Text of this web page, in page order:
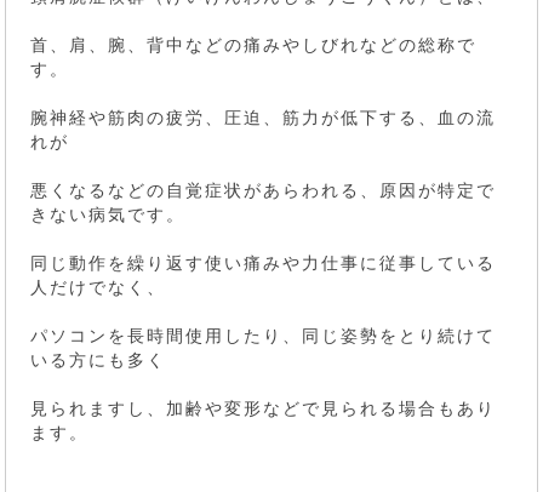
首、肩、腕、背中などの痛みやしびれなどの総称で
す。
腕神経や筋肉の疲労、圧迫、筋力が低下する、血の流
れが
悪くなるなどの自覚症状があらわれる、原因が特定で
きない病気です。
同じ動作を繰り返す使い痛みや力仕事に従事している
人だけでなく、
パソコンを長時間使用したり、同じ姿勢をとり続けて
いる方にも多く
見られますし、加齢や変形などで見られる場合もあり
ます。